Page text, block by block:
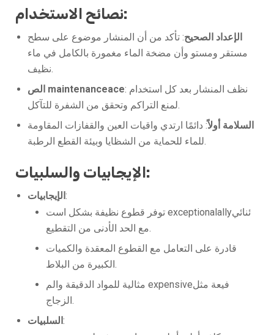
نصائح الاستخدام:
الإعداد الصحيح: تأكد من أن المنشار موضوع على سطح
مستقر ومستو وأن مضخة الماء مغمورة بالكامل في ماء
الص maintenanceace: نظف المنشار بعد كل استخدام
السلامة أولاً: دائمًا ارتدي واقيات العين والقفازات المقاومة
الإيجابيات والسلبيات:
الإيجابيات:
توفر قطوع نظيفة بشكل است exceptionalallyئنائي
قادرة على التعامل مع القطوع المعقدة والكميات
مثالية للمواد الدقيقة والم expensiveفيعة مثل
السلبيات: